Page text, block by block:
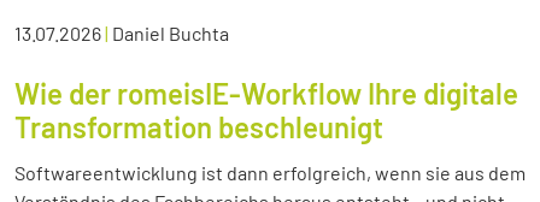
13.07.2026| Daniel Buchta
Wie der romeisIE-Workflow Ihre digitale
Transformation beschleunigt
Softwareentwicklung ist dann erfolgreich, wenn sie aus dem